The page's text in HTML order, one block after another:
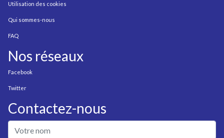
Utilisation des cookies
Qui sommes-nous
FAQ
Nos réseaux
Facebook
Twitter
Contactez-nous